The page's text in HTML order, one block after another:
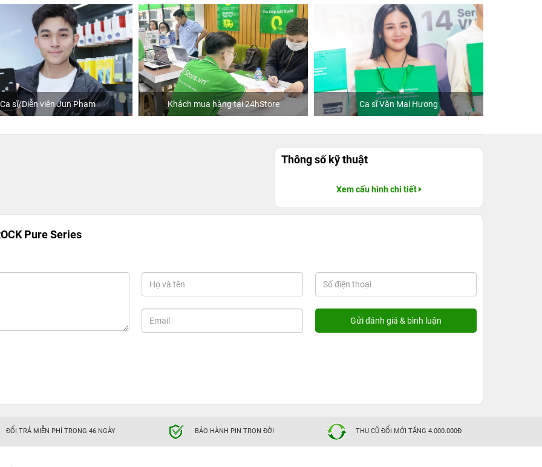
Ca sĩ/Diễn viên Jun Phạm Khách mua hàng tại 24hStore Ca sĩ Văn Mai Hương
Thông số kỹ thuật
Xem cấu hình chi tiết
Pure Series
ĐỔI TRẢ MIỄN PHÍ TRONG 46 NGÀY BẢO HÀNH PIN TRỌN ĐỜI THU CŨ ĐỔI MỚI TẶNG 4.000.000Đ